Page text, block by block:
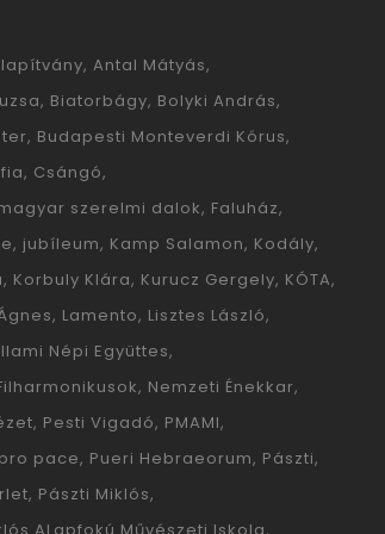
Antal Mátyás
Biatorbágy Bolyki András
Budapesti Monteverdi Kórus
Csángó
szerelmi dalok Faluház
jubíleum Kamp Salamon Kodály
Korbuly Klára Kurucz Gergely KÓTA
Lamento Lisztes László
Népi Együttes
Nemzeti Énekkar
Pesti Vigadó PMAMI
pace Pueri Hebraeorum Pászti
Pászti Miklós